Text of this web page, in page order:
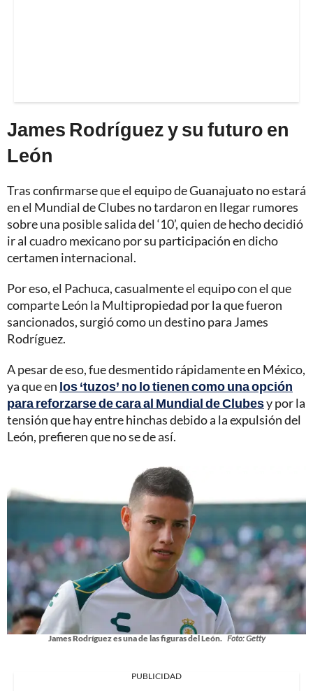
James Rodríguez y su futuro en
León
Tras confirmarse que el equipo de Guanajuato no estará
en el Mundial de Clubes no tardaron en llegar rumores
sobre una posible salida del ‘10’, quien de hecho decidió
ir al cuadro mexicano por su participación en dicho
certamen internacional.
Por eso, el Pachuca, casualmente el equipo con el que
comparte León la Multipropiedad por la que fueron
sancionados, surgió como un destino para James
Rodríguez.
A pesar de eso, fue desmentido rápidamente en México,
ya que en los ‘tuzos’ no lo tienen como una opción
para reforzarse de cara al Mundial de Clubesy por la
tensión que hay entre hinchas debido a la expulsión del
León, prefieren que no se de así.
James Rodríguez es una de las figuras del León. Foto: Getty
PUBLICIDAD